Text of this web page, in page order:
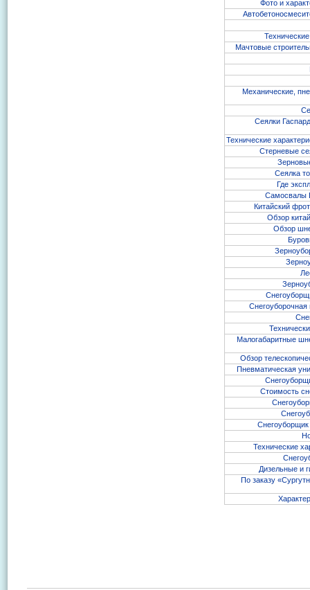
Фото и
Мачтовые
Механические,
Сеялки
Технические
Стерневые
Сеялка
Где
Самосвалы
Китайский
Обзор
Обзор
Малогабаритные
Обзор
Пневматическая
Стоимость
Снегоуборщик
Технические
Дизельные и
По заказу